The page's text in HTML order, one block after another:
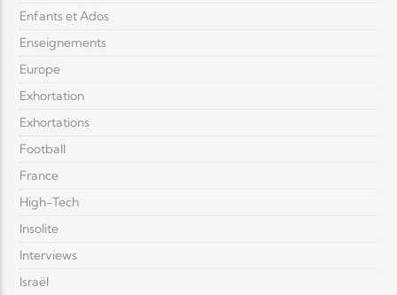
Enfants et Ados
Enseignements
Europe
Exhortation
Exhortations
Football
France
High-Tech
Insolite
Interviews
Israël